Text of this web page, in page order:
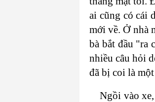
ai cũng có cái
mới về. Ở nhà
bà bắt đầu "ra
nhiều câu hỏi
đã bị coi là
Ngồi vào